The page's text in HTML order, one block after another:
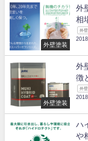
外壁塗装
外
相
外
外壁塗装
外
徴
外
ハ
や